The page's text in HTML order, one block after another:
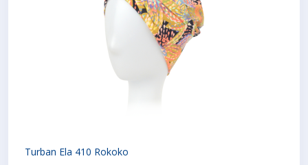
Turban Ela 410 Rokoko